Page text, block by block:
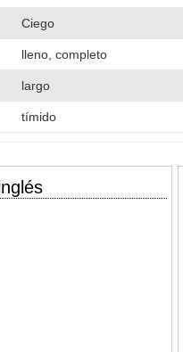
Ciego
lleno, completo
largo
tímido